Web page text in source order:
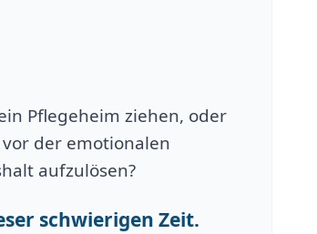
Pflegeheim ziehen, oder
der emotionalen
aufzulösen?
schwierigen Zeit.